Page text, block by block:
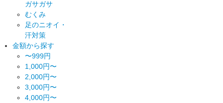
ガサガサ
むくみ
足のニオイ・
汗対策
金額から探す
〜999円
1,000円〜
2,000円〜
3,000円〜
4,000円〜